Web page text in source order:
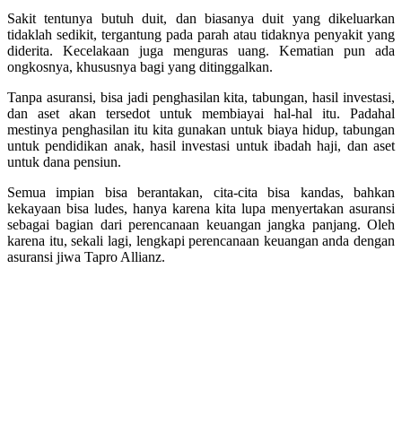
Sakit tentunya butuh duit, dan biasanya duit yang dikeluarkan
tidaklah sedikit, tergantung pada parah atau tidaknya penyakit yang
diderita. Kecelakaan juga menguras uang. Kematian pun ada
ongkosnya, khususnya bagi yang ditinggalkan.
Tanpa asuransi, bisa jadi penghasilan kita, tabungan, hasil investasi,
dan aset akan tersedot untuk membiayai hal-hal itu. Padahal
mestinya penghasilan itu kita gunakan untuk biaya hidup, tabungan
untuk pendidikan anak, hasil investasi untuk ibadah haji, dan aset
untuk dana pensiun.
Semua impian bisa berantakan, cita-cita bisa kandas, bahkan
kekayaan bisa ludes, hanya karena kita lupa menyertakan asuransi
sebagai bagian dari perencanaan keuangan jangka panjang. Oleh
karena itu, sekali lagi, lengkapi perencanaan keuangan anda dengan
asuransi jiwa Tapro Allianz.